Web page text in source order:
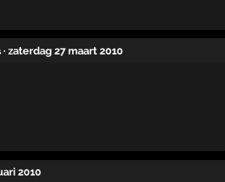
· zaterdag 27 maart 2010
2010